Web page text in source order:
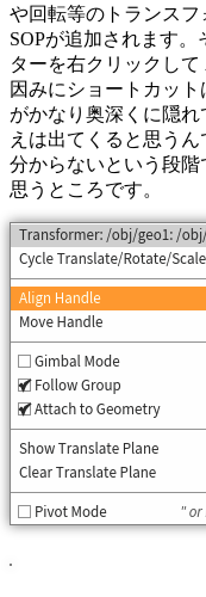
や回転等のトランス
SOPが追加されます
ターを右クリックして
因みにショートカッ
がかなり奥深くに隠
えは出てくると思う
分からないという段
思うところです。